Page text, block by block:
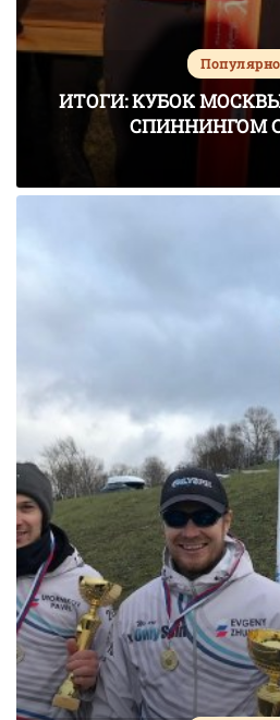
ИТОГИ: КУБОК
СПИННИНГОМ